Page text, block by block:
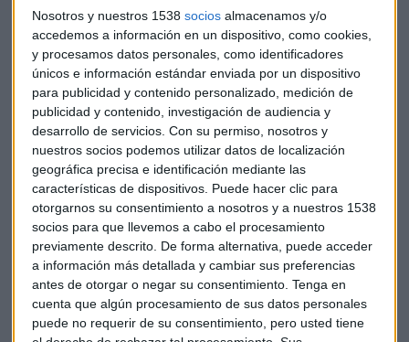
Nosotros y nuestros 1538 socios almacenamos y/o
accedemos a información en un dispositivo, como cookies,
y procesamos datos personales, como identificadores
únicos e información estándar enviada por un dispositivo
para publicidad y contenido personalizado, medición de
publicidad y contenido, investigación de audiencia y
desarrollo de servicios. Con su permiso, nosotros y
nuestros socios podemos utilizar datos de localización
geográfica precisa e identificación mediante las
características de dispositivos. Puede hacer clic para
otorgarnos su consentimiento a nosotros y a nuestros 1538
socios para que llevemos a cabo el procesamiento
previamente descrito. De forma alternativa, puede acceder
a información más detallada y cambiar sus preferencias
antes de otorgar o negar su consentimiento. Tenga en
cuenta que algún procesamiento de sus datos personales
puede no requerir de su consentimiento, pero usted tiene
Primer Encuentro Nacional Mujer y
Deporte pretende:
Visibilizar la diferente necesidad de la mujer que se
acerca al deporte tanto como actividad física saludable
como de competición, en función de su propia fisiología
genital y su endocrinología.
Favorecer el marco de actuación que permita al(a)
entrenador(a) de mujeres la adquisición de herramientas
útiles para un abordaje novedoso en el entrenamiento.
Estimular el conocimiento científico del rendimiento
físico y emocional de la mujer deportista para mejorar la
salud de la mujer durante y después de su práctica
deportiva de alta intensidad.